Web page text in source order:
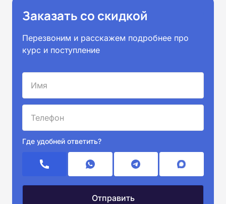
Заказать со скидкой
Перезвоним и расскажем подробнее про
курс и поступление
Где удобней ответить?